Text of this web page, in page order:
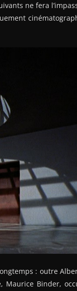
ne fera
: outre
Maurice Binder,